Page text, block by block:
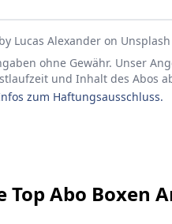
Lucas Alexander on Unsplash
ohne Gewähr. Unser
und Inhalt des Abos
zum Haftungsausschluss.
Top Abo Boxen